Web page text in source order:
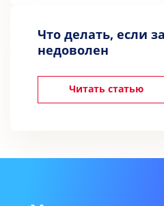
Что делать, если
недоволен
Читать статью